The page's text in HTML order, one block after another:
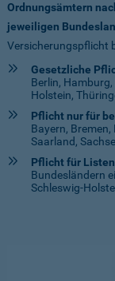
Ordnungsämtern
jeweiligen
Versicherungspflicht
Gesetzliche
Berlin,
Holstein,
Pflicht nur für
Bayern,
Saarland,
Pflicht für
Bundesländern
Schleswig-